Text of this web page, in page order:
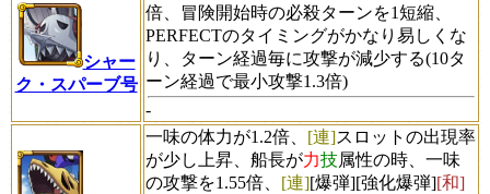
シャー
ク・スパーブ号
倍、冒険開始時の必殺ターンを1短縮、
PERFECTのタイミングがかなり易しくな
り、ターン経過毎に攻撃が減少する(10タ
ーン経過で最小攻撃1.3倍)
-
一味の体力が1.2倍、 [連]スロットの出現率
が少し上昇、船長が力技属性の時、一味
の攻撃を1.55倍、 [連][爆弾][強化爆弾][和]